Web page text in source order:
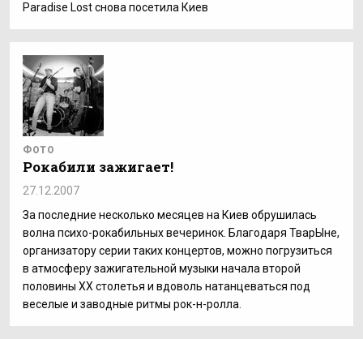
Paradise Lost снова посетила Киев
ФОТО
Рокабили зажигает!
27.12.2007
За последние несколько месяцев на Киев обрушилась
волна психо-рокабильных вечеринок. Благодаря ТварЫне,
организатору серии таких концертов, можно погрузиться
в атмосферу зажигательной музыки начала второй
половины ХХ столетья и вдоволь натанцеваться под
веселые и заводные ритмы рок-н-ролла.